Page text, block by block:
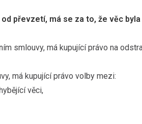
převzetí, má se za to, že věc
smlouvy, má kupující právo na
má kupující právo volby mezi:
věci,